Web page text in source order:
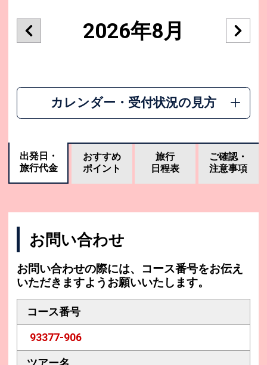
2026年8月
カレンダー・受付状況の見方
出発日・
旅行代金
おすすめ
ポイント
旅行
日程表
ご確認・
注意事項
お問い合わせ
お問い合わせの際には、コース番号をお伝え
いただきますようお願いいたします。
コース番号
93377-906